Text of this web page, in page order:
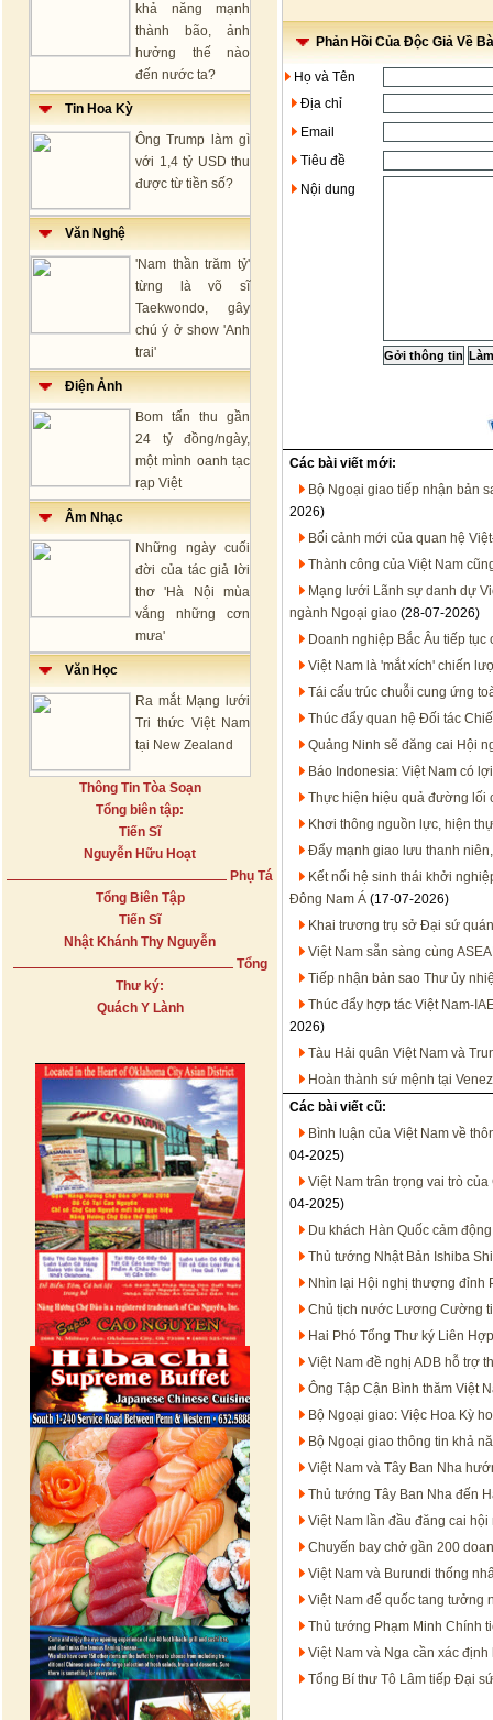
khả năng mạnh
thành bão, ảnh
hưởng thế nào
đến nước ta?
Tin Hoa Kỳ
Ông Trump làm gì
với 1,4 tỷ USD thu
được từ tiền số?
Văn Nghệ
'Nam thần trăm tỷ'
từng là võ sĩ
Taekwondo, gây
chú ý ở show 'Anh
trai'
Điện Ảnh
Bom tấn thu gần
24 tỷ đồng/ngày,
một mình oanh tạc
rạp Việt
Âm Nhạc
Những ngày cuối
đời của tác giả lời
thơ 'Hà Nội mùa
vắng những cơn
mưa'
Văn Học
Ra mắt Mạng lưới
Tri thức Việt Nam
tại New Zealand
Thông Tin Tòa Soạn
Tổng biên tập:
Tiến Sĩ
Nguyễn Hữu Hoạt
Phụ Tá
Tổng Biên Tập
Tiến Sĩ
Nhật Khánh Thy Nguyễn
Tổng
Thư ký:
Quách Y Lành
Phản Hồi Của Độc Giả Về
Họ và Tên
Địa chỉ
Email
Tiêu đề
Nội dung
Các bài viết mới:
Bộ Ngoại giao tiếp nhận bản
2026)
Bối cảnh mới của quan hệ
Thành công của Việt Nam
Mạng lưới Lãnh sự danh dự
ngành Ngoại giao (28-07-2026)
Doanh nghiệp Bắc Âu tiếp
Việt Nam là 'mắt xích' chiến
Tái cấu trúc chuỗi cung ứng
Thúc đẩy quan hệ Đối tác
Quảng Ninh sẽ đăng cai Hội
Báo Indonesia: Việt Nam có
Thực hiện hiệu quả đường lối
Khơi thông nguồn lực, hiện
Đẩy mạnh giao lưu thanh
Kết nối hệ sinh thái khởi
Đông Nam Á (17-07-2026)
Khai trương trụ sở Đại sứ
Việt Nam sẵn sàng cùng
Tiếp nhận bản sao Thư ủy
Thúc đẩy hợp tác Việt Nam-
2026)
Tàu Hải quân Việt Nam và
Hoàn thành sứ mệnh tại
Các bài viết cũ:
Bình luận của Việt Nam về
04-2025)
Việt Nam trân trọng vai trò
04-2025)
Du khách Hàn Quốc cảm
Thủ tướng Nhật Bản Ishiba
Nhìn lại Hội nghị thượng đỉnh
Chủ tịch nước Lương Cường
Hai Phó Tổng Thư ký Liên
Việt Nam đề nghị ADB hỗ trợ
Ông Tập Cận Bình thăm Việt
Bộ Ngoại giao: Việc Hoa Kỳ
Bộ Ngoại giao thông tin khả
Việt Nam và Tây Ban Nha
Thủ tướng Tây Ban Nha đến
Việt Nam lần đầu đăng cai
Chuyến bay chở gần 200
Việt Nam và Burundi thống
Việt Nam để quốc tang tưởng
Thủ tướng Phạm Minh Chính
Việt Nam và Nga cần xác
Tổng Bí thư Tô Lâm tiếp Đại